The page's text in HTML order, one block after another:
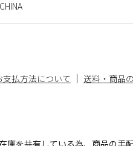
支払方法について
送料・商品
庫を共有している為、商品の手